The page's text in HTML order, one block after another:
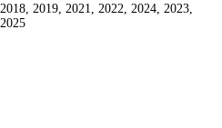
2018, 2019, 2021, 2022, 2024, 2023,
2025